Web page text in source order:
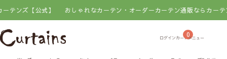
公式】 おしゃれなカーテン・オーダーカーテン通販ならカーテンズ【公
0